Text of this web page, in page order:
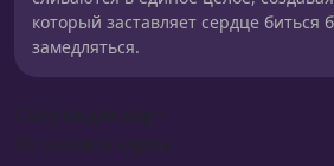
который заставляет сердце биться
замедляться.